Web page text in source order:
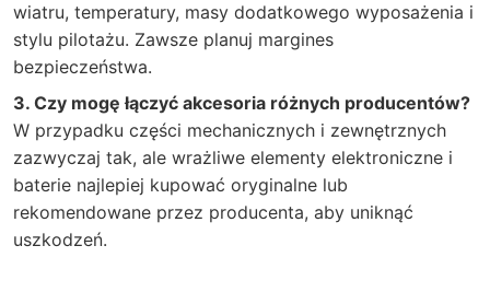
wiatru, temperatury, masy dodatkowego wyposażenia i
stylu pilotażu. Zawsze planuj margines
bezpieczeństwa.
3. Czy mogę łączyć akcesoria różnych producentów?
W przypadku części mechanicznych i zewnętrznych
zazwyczaj tak, ale wrażliwe elementy elektroniczne i
baterie najlepiej kupować oryginalne lub
rekomendowane przez producenta, aby uniknąć
uszkodzeń.